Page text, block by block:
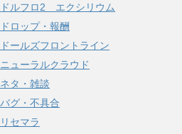
ドルフロ2 エクシリウム
ドロップ・報酬
ドールズフロントライン
ニューラルクラウド
ネタ・雑談
バグ・不具合
リセマラ